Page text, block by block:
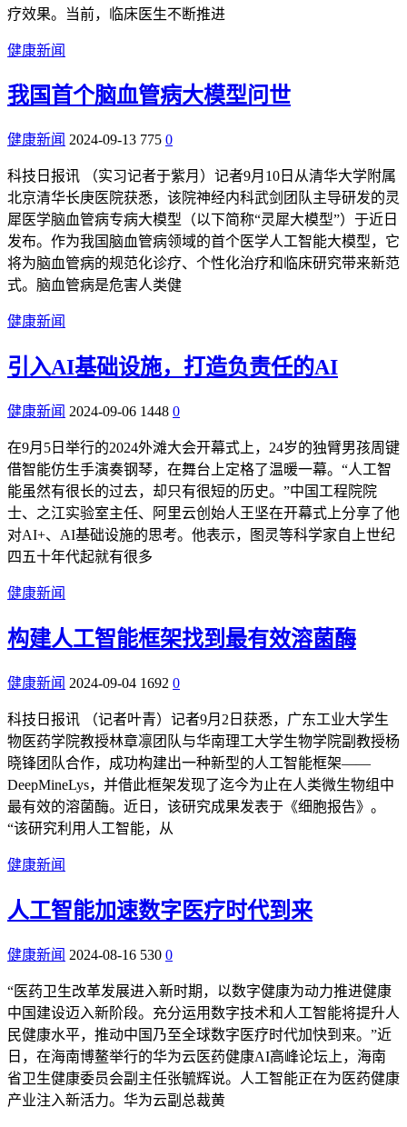
疗效果。当前，临床医生不断推进
健康新闻
我国首个脑血管病大模型问世
健康新闻 2024-09-13 775 0
科技日报讯 （实习记者于紫月）记者9月10日从清华大学附属
北京清华长庚医院获悉，该院神经内科武剑团队主导研发的灵
犀医学脑血管病专病大模型（以下简称“灵犀大模型”）于近日
发布。作为我国脑血管病领域的首个医学人工智能大模型，它
将为脑血管病的规范化诊疗、个性化治疗和临床研究带来新范
式。脑血管病是危害人类健
健康新闻
引入AI基础设施，打造负责任的AI
健康新闻 2024-09-06 1448 0
在9月5日举行的2024外滩大会开幕式上，24岁的独臂男孩周键
借智能仿生手演奏钢琴，在舞台上定格了温暖一幕。“人工智
能虽然有很长的过去，却只有很短的历史。”中国工程院院
士、之江实验室主任、阿里云创始人王坚在开幕式上分享了他
对AI+、AI基础设施的思考。他表示，图灵等科学家自上世纪
四五十年代起就有很多
健康新闻
构建人工智能框架找到最有效溶菌酶
健康新闻 2024-09-04 1692 0
科技日报讯 （记者叶青）记者9月2日获悉，广东工业大学生
物医药学院教授林章凛团队与华南理工大学生物学院副教授杨
晓锋团队合作，成功构建出一种新型的人工智能框架——
DeepMineLys，并借此框架发现了迄今为止在人类微生物组中
最有效的溶菌酶。近日，该研究成果发表于《细胞报告》。
“该研究利用人工智能，从
健康新闻
人工智能加速数字医疗时代到来
健康新闻 2024-08-16 530 0
“医药卫生改革发展进入新时期，以数字健康为动力推进健康
中国建设迈入新阶段。充分运用数字技术和人工智能将提升人
民健康水平，推动中国乃至全球数字医疗时代加快到来。”近
日，在海南博鳌举行的华为云医药健康AI高峰论坛上，海南
省卫生健康委员会副主任张毓辉说。人工智能正在为医药健康
产业注入新活力。华为云副总裁黄